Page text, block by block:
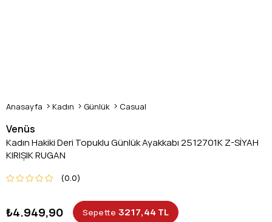
Anasayfa Kadın Günlük Casual
Venüs
Kadın Hakiki Deri Topuklu Günlük Ayakkabı 2512701K Z-SİYAH
KIRIŞIK RUGAN
0.0
₺4.949,90 Sepette 3217,44 TL